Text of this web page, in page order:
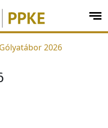
Gólyatábor 2026